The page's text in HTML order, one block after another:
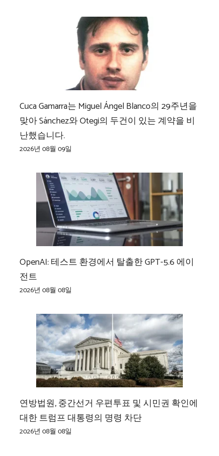
Cuca Gamarra는 Miguel Ángel Blanco의 29주년을
맞아 Sánchez와 Otegi의 두건이 있는 계약을 비
난했습니다.
2026년 08월 09일
OpenAI: 테스트 환경에서 탈출한 GPT-5.6 에이
전트
2026년 08월 08일
연방법원, 중간선거 우편투표 및 시민권 확인에
대한 트럼프 대통령의 명령 차단
2026년 08월 08일